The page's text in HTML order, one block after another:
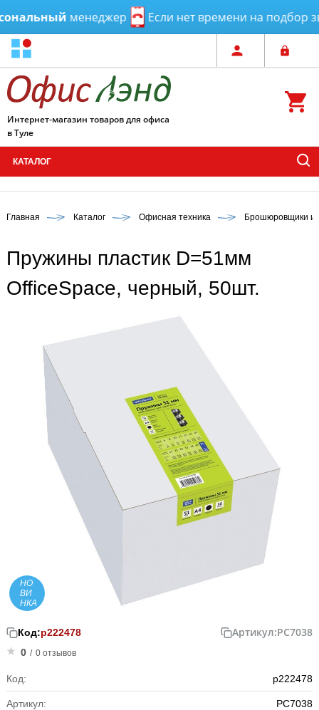
менеджер Если нет времени на подбор
Интернет-магазин товаров для офиса
в Туле
КАТАЛОГ
Главная Каталог Офисная техника Брошюровщики и
Пружины пластик D=51мм
OfficeSpace, черный, 50шт.
НО
ВИ
НКА
Код:р222478 Артикул:PC7038
0 / 0 отзывов
Код: р222478
Артикул: PC7038